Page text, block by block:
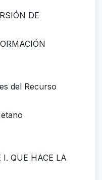
DE
del Recurso
I. QUE HACE LA